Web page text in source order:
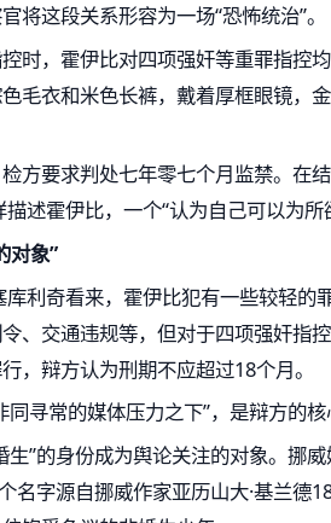
将这段关系形容为一场“恐怖统治”。
时，霍伊比对四项强奸等重罪指控
毛衣和米色长裤，戴着厚框眼镜，
方要求判处七年零七个月监禁。在
描述霍伊比，一个“认为自己可以为所
对象”
库利奇看来，霍伊比犯有一些较轻的
、交通违规等，但对于四项强奸指
，辩方认为刑期不应超过18个月。
同寻常的媒体压力之下”，是辩方的
生”的身份成为舆论关注的对象。挪
名字源自挪威作家亚历山大·基兰德